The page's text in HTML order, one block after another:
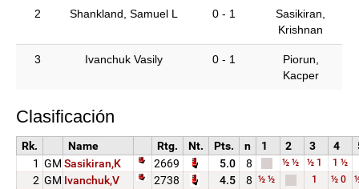
2 Shankland, Samuel L 0 - 1
Sasikiran,
Krishnan
3 Ivanchuk Vasily 0 - 1
Piorun,
Kacper
Clasificación
Rk. Name Rtg. Nt. Pts. n 1 2 3 4
1 GM Sasikiran,K 2669 5.0 8 ½ ½ ½ 1 1 ½
2 GM Ivanchuk,V 2738 4.5 8 ½ ½ 1 ½ 0